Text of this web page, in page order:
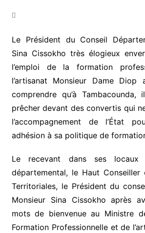
Le Président du Conseil
Sina Cissokho très élogieux
l’emploi de la formation
l’artisanat Monsieur Dame
comprendre qu’à
prêcher devant des convertis qui
l’accompagnement de l’État
adhésion à sa politique de
Le recevant dans ses
départemental, le Haut Conseiller
Territoriales, le Président du
Monsieur Sina Cissokho après
mots de bienvenue au Ministre
Formation Professionnelle et de